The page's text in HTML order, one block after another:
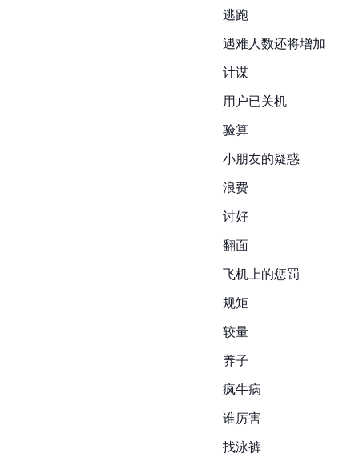
逃跑
遇难人数还将增加
计谋
用户已关机
验算
小朋友的疑惑
浪费
讨好
翻面
飞机上的惩罚
规矩
较量
养子
疯牛病
谁厉害
找泳裤